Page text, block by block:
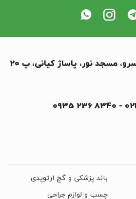
مسجد نور، پاساژ کیانی، پ 20
-
0935 236 8340
باند پزشکی و گچ ارتوپدی
چسب و لوازم جراحی